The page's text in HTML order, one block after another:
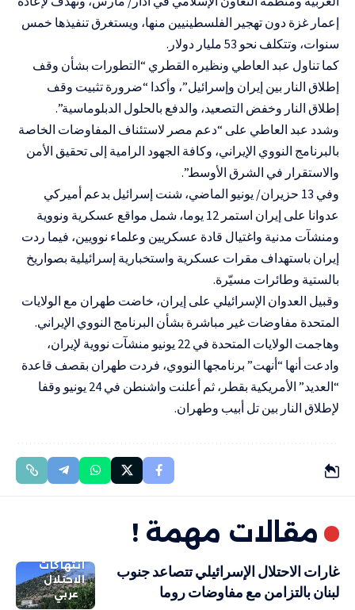
إعمار غزة دون تهجير الفلسطينيين منها، ويستغرق تنفيذها خمس
سنوات، وتتكلف نحو 53 مليار دولار.
كما تناول عبد العاطي ونظيره القطري “التطورات بشأن وقف
إطلاق النار بين إيران وإسرائيل”، وأكدا “ضرورة تثبيت وقف
إطلاق النار وخفض التصعيد، والدفع بالحلول الدبلوماسية”.
وشدد عبد العاطي على “دعم مصر لاستئناف المفاوضات الخاصة
بالبرنامج النووي الإيراني، وكافة الجهود الرامية إلى تحقيق الأمن
والاستقرار في الشرق الأوسط”.
وفي 13 حزيران/ يونيو الماضي، شنت إسرائيل بدعم أميركي
عدوانا على إيران استمر 12 يوما، شمل مواقع عسكرية ونووية
ومنشآت مدنية واغتيال قادة عسكريين وعلماء نوويين، فيما ردت
إيران باستهداف مقرات عسكرية واستخبارية إسرائيلية بصواريخ
بالستية وطائرات مسيّرة.
وقبيل العدوان الإسرائيلي على إيران، خاضت طهران مع الولايات
المتحدة مفاوضات غير مباشرة بشأن البرنامج النووي الإيراني.
وهاجمت الولايات المتحدة في 22 يونيو منشآت نووية لإيران،
وادعت أنها “أنهت” برنامجها النووي، فردت طهران بقصف قاعدة
“العديد” الأمريكية بقطر، ثم أعلنت واشنطن في 24 يونيو وقفا
لإطلاق النار بين تل أبيب وطهران.
مقالات مهمة !
انتهاكات
الاحتلال
عربي
غارات الاحتلال الإسرائيلي تتصاعد جنوب
لبنان بالتزامن مع مفاوضات روما